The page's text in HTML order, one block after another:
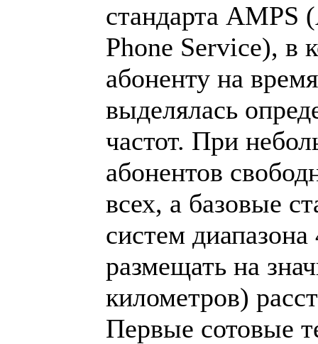
стандарта AMPS
Phone Service), в
абоненту на
выделялась
частот. При
абонентов
всех, а базовые
систем
размещать на
километров)
Первые сотовые